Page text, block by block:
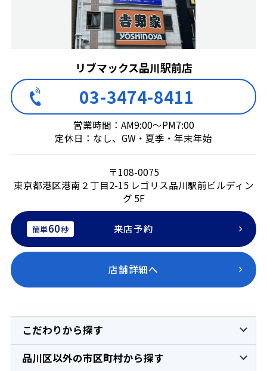
リブマックス品川駅前店
03-3474-8411
営業時間：AM9:00～PM7:00
定休日：なし、GW・夏季・年末年始
〒108-0075
東京都港区港南２丁目2-15 レゴリス品川駅前ビルディン
グ 5F
簡単60秒 来店予約
店舗詳細へ
こだわりから探す
品川区以外の市区町村から探す